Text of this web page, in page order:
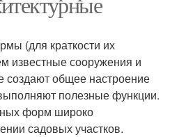
(для краткости их
известные сооружения и
создают общее настроение
полезные функции.
форм широко
садовых участков.